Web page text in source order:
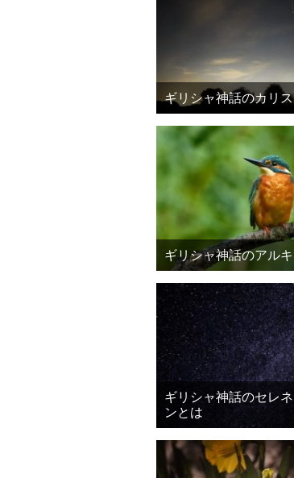
ギリシャ神話のカリ
ギリシャ神話のアル
ギリシャ神話のセレ
ンとは